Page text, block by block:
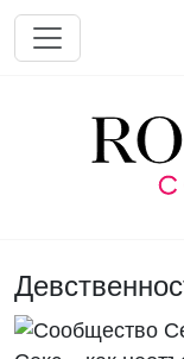
Перейти к